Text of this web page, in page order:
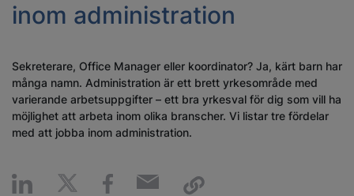
inom administration
Sekreterare, Office Manager eller koordinator? Ja, kärt barn har
många namn. Administration är ett brett yrkesområde med
varierande arbetsuppgifter – ett bra yrkesval för dig som vill ha
möjlighet att arbeta inom olika branscher. Vi listar tre fördelar
med att jobba inom administration.